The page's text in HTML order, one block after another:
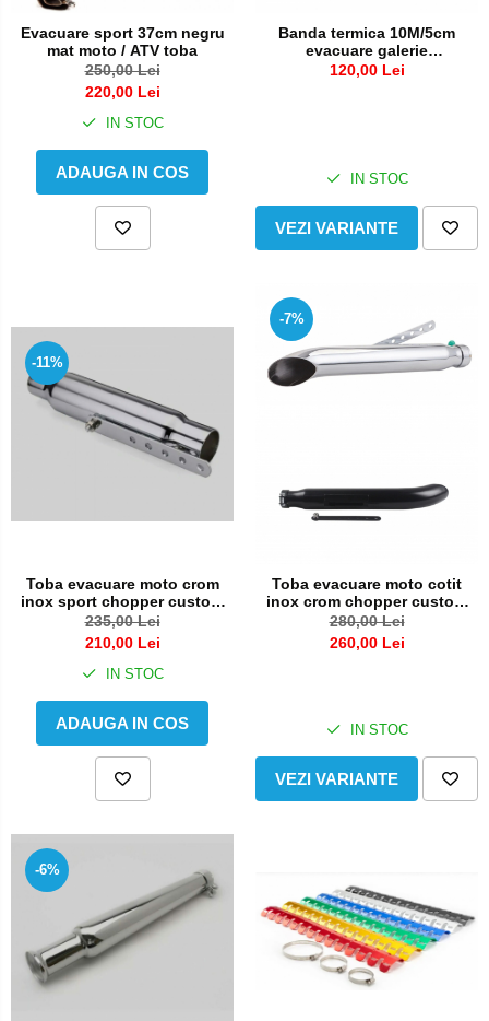
Evacuare sport 37cm negru
mat moto / ATV toba
250,00 Lei
220,00 Lei
IN STOC
ADAUGA IN COS
Banda termica 10M/5cm
evacuare galerie
termoizolanta moto ATV
120,00 Lei
IN STOC
VEZI VARIANTE
-11%
Toba evacuare moto crom
inox sport chopper custom
bobber cafe racer
235,00 Lei
210,00 Lei
IN STOC
ADAUGA IN COS
-7%
Toba evacuare moto cotit
inox crom chopper custom
bobber tobe sport
280,00 Lei
260,00 Lei
IN STOC
VEZI VARIANTE
-6%